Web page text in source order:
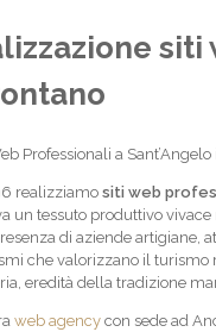
siti
Professionali a
realizziamositi web
un tessuto produttivo
di aziende artigiane,
che valorizzano il turismo
eredità della tradizione
web agencycon sede ad